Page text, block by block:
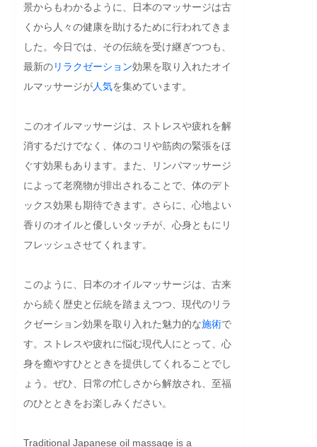
景からもわかるように、日本のマッサージは古
くから人々の健康を助けるために行われてきま
した。今日では、その伝統を受け継ぎつつも、
最新のリラクゼーション効果を取り入れたオイ
ルマッサージが人気を集めています。
このオイルマッサージは、ストレスや疲れを解
消するだけでなく、体のコリや筋肉の緊張をほ
ぐす効果もあります。また、リンパマッサージ
によって老廃物が排出されることで、体のデト
ックス効果も期待できます。さらに、心地よい
香りのオイルと優しいタッチが、心身ともにリ
フレッシュさせてくれます。
このように、日本のオイルマッサージは、古来
から続く歴史と伝統を踏まえつつ、現代のリラ
クゼーション効果を取り入れた魅力的な施術で
す。ストレスや疲れに悩む現代人にとって、心
身を癒やすひとときを提供してくれることでし
ょう。ぜひ、日常の忙しさから解放され、至福
のひとときをお楽しみください。
Traditional Japanese oil massage is a